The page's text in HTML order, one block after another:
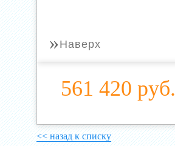
» Наверх
561 420 руб.
<< назад к списку